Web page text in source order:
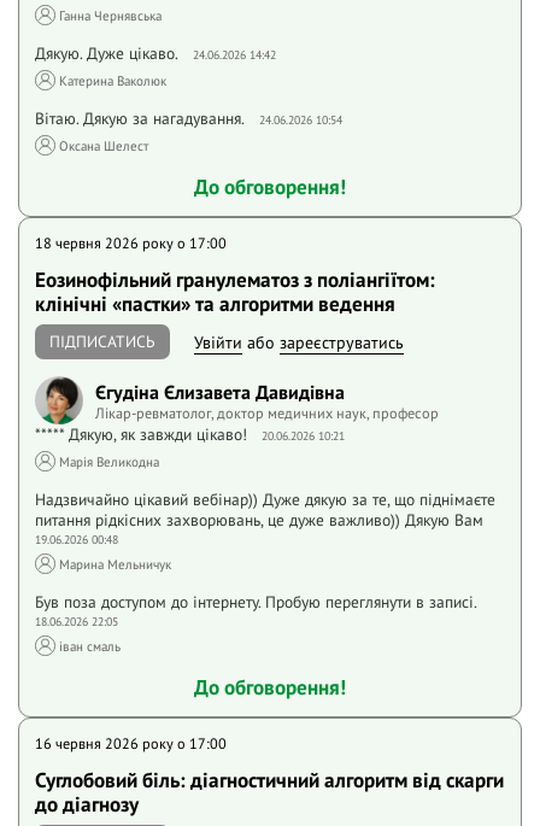
Ганна Чернявська
Дякую. Дуже цікаво. 24.06.2026 14:42
Катерина Ваколюк
Вітаю. Дякую за нагадування. 24.06.2026 10:54
Оксана Шелест
До обговорення!
18 червня 2026 року o 17:00
Еозинофільний гранулематоз з поліангіїтом:
клінічні «пастки» та алгоритми ведення
ПІДПИСАТИСЬ Увійти або зареєструватись
Єгудіна Єлизавета Давидівна
Лікар-ревматолог, доктор медичних наук, професор
***** Дякую, як завжди цікаво! 20.06.2026 10:21
Марія Великодна
Надзвичайно цікавий вебінар)) Дуже дякую за те, що піднімаєте
питання рідкісних захворювань, це дуже важливо)) Дякую Вам
19.06.2026 00:48
Марина Мельничук
Був поза доступом до інтернету. Пробую переглянути в записі.
18.06.2026 22:05
іван смаль
До обговорення!
16 червня 2026 року o 17:00
Суглобовий біль: діагностичний алгоритм від скарги
до діагнозу